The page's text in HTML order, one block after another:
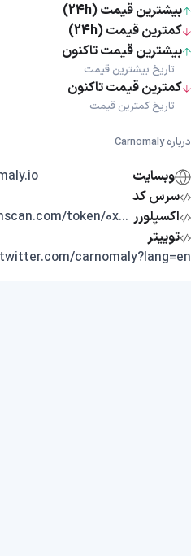
بیشترین قیمت (24h)
کمترین قیمت (24h)
بیشترین قیمت تاکنون
تاریخ بیشترین قیمت
کمترین قیمت تاکنون
تاریخ کمترین قیمت
درباره Carnomaly
وبسایت
سرس کد
اکسپلورر https://polygonscan.com/token/0x9b765735C82BB00085e9DBF194F20E3Fa754258E
توییتر
carnomaly?lang=en